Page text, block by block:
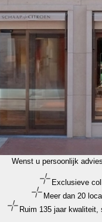
Wenst u persoonlijk
Exclusieve
Meer dan 20
Ruim 135 jaar